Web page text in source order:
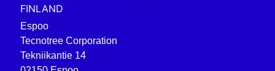
FINLAND
Espoo
Tecnotree Corporation
Tekniikantie 14